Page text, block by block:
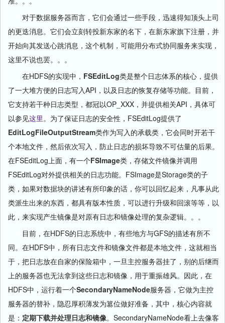
对于数据服务器而言，它们会通过一些手段，迅速得知顶头上司
的更迭消息。它们会立刻转投新东家的名下，在新东家旗下注册，并
开始向其发送心跳消息，这个机制，可能用分布式协同服务来实现，
这里不说也罢。。。
在HDFS的实现中， FSEditLog类是整个日志体系的核心，提供
了一大堆方便的日志写入API，以及日志的恢复存储等功能。目前，
它支持若干种日志类型，都冠以OP_XXX，并提供相关API，具体可
以参见这里。为了保证日志的安全性，FSEditLog提供了
EditLogFileOutputStream类作为写入的承载类，它会同时开若干
个本地文件，然后依次写入，防止日志的损坏导致不可估量的后果。
在FSEditLog上面，有一个FSImage类，存储文件镜像并调用
FSEditLog对外提供相关的日志功能。FSImage是Storage类的子
类，如果对数据块的讲述有所印象的话，你可以回忆起来，凡事从此
类派生出来的东西，都具有版本性质，可以进行升级和回滚等等，以
此，来实现产生镜像是对原有日志和镜像处理的复杂逻辑。。。
目前，在HDFS的日志系统中，有些地方与GFS的描述有所不
同。在HDFS中，所有日志文件和镜像文件都是本地文件，这就相当
于，把日志放在自家的保险箱中，一旦主控服务器挂了，别的后继而
上的服务器也无法拿到这些日志和镜像，用于重振雄风。因此，在
HDFS中，运行着一个SecondaryNameNode服务器，它做为主控
服务器的替补，隐忍厚积薄发为篡位做好准备，其中，核心内容就
是： 定期下载并处理日志和镜像。SecondaryNameNode看上去像客